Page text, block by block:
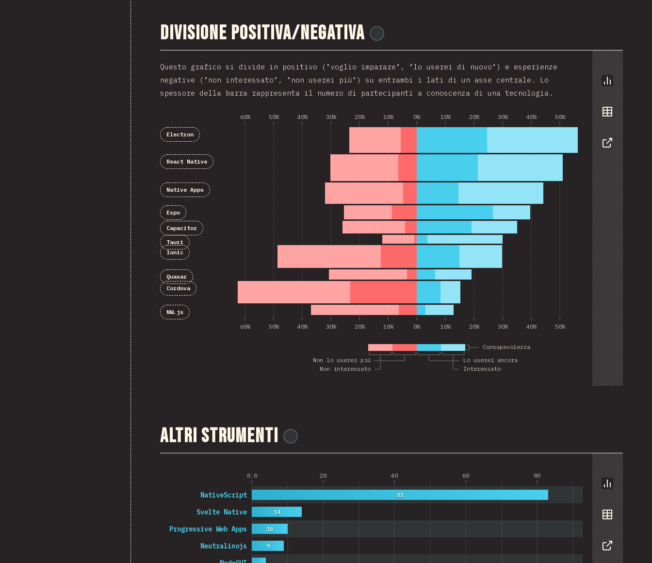
Divisione positiva/negativa
Grafico
Dati
Questo grafico si divide in positivo ("voglio imparare", "lo userei di nuovo") e esperienze
negative ("non interessato", "non userei più") su entrambi i lati di un asse centrale. Lo
spessore della barra rappresenta il numero di partecipanti a conoscenza di una tecnologia.
Non interessato
Non lo userei più
Lo userei ancora
Interessato
Consapevolezza
60% 50% 40% 30% 20% 10% 0% 10% 20% 30% 40% 50%
60% 50% 40% 30% 20% 10% 0% 10% 20% 30% 40% 50%
Electron
React Native
Native Apps
Expo
Capacitor
Tauri
Ionic
Quasar
Cordova
NW.js
Altri strumenti
Grafico
Dati
0.0 20 40 60 80
Neutralinojs
Progressive Web Apps
Svelte Native
NativeScript
9
10
14
83